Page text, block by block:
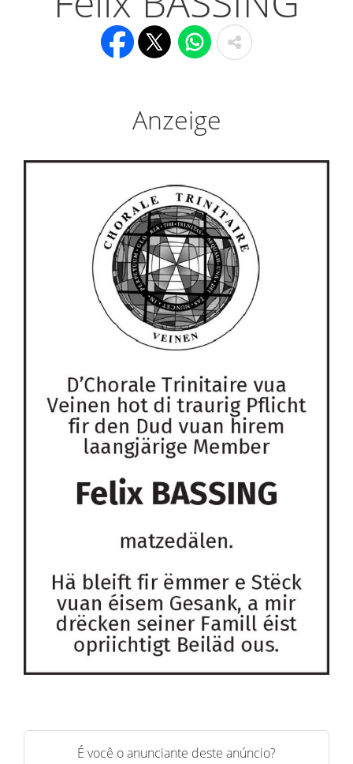
Anzeige
É você o anunciante deste anúncio?